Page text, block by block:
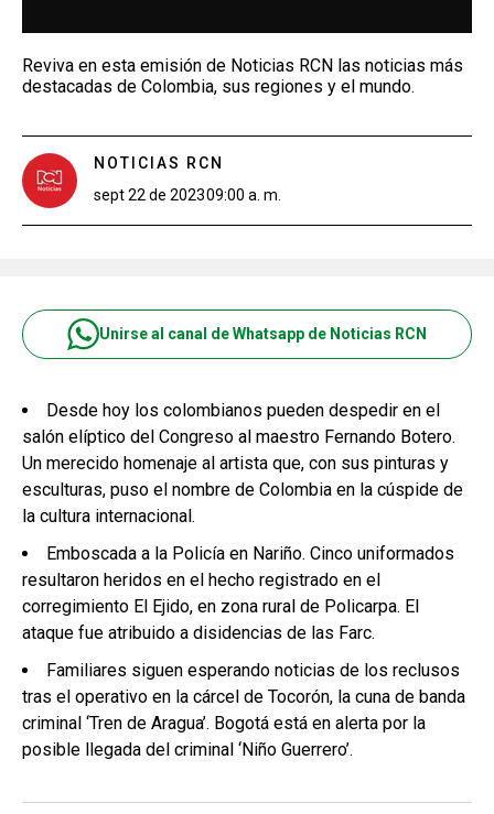
Reviva en esta emisión de Noticias RCN las noticias más
destacadas de Colombia, sus regiones y el mundo.
NOTICIAS RCN
sept 22 de 202309:00 a. m.
Unirse al canal de Whatsapp de Noticias RCN
Desde hoy los colombianos pueden despedir en el
salón elíptico del Congreso al maestro Fernando Botero.
Un merecido homenaje al artista que, con sus pinturas y
esculturas, puso el nombre de Colombia en la cúspide de
la cultura internacional.
Emboscada a la Policía en Nariño. Cinco uniformados
resultaron heridos en el hecho registrado en el
corregimiento El Ejido, en zona rural de Policarpa. El
ataque fue atribuido a disidencias de las Farc.
Familiares siguen esperando noticias de los reclusos
tras el operativo en la cárcel de Tocorón, la cuna de banda
criminal ‘Tren de Aragua’. Bogotá está en alerta por la
posible llegada del criminal ‘Niño Guerrero’.